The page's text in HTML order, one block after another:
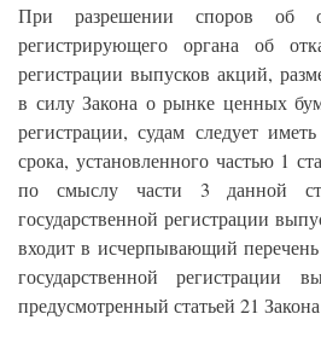
При разрешении споров об
регистрирующего органа об
регистрации выпусков акций,
в силу Закона о рынке ценных
регистрации, судам следует
срока, установленного частью 1
по смыслу части 3 данной
государственной регистрации
входит в исчерпывающий
государственной регистрации
предусмотренный статьей 21